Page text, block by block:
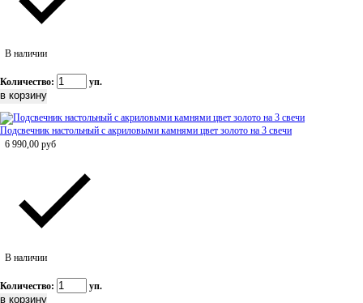
В наличии
Количество: уп.
Подсвечник настольный с акриловыми камнями цвет золото на 3 свечи
6 990,00 руб
В наличии
Количество: уп.